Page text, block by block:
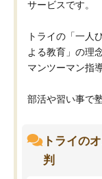
サービスです。
トライの「一人
よる教育」の理
マンツーマン指
部活や習い事で
トライの
判